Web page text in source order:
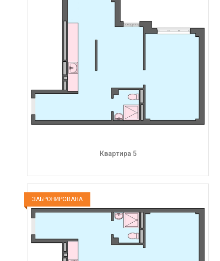
Квартира 5
ЗАБРОНИРОВАНА